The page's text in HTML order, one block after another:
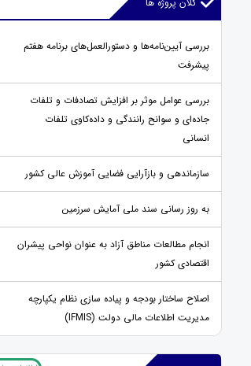
بررسی آیین‌نامه‌ها و دستورالعمل‌های برنامه هفتم
پیشرفت
بررسی عوامل موثر بر افزایش تصادفات و تلفات
جاده‌ای و سوانح رانندگی و داده‌کاوی تلفات
انسانی
سازماندهی و بازآرایی فضایی آموزش عالی کشور
به روز رسانی سند ملی آمایش سرزمین
انجام مطالعات مناطق آزاد به عنوان نواحی پیشران
اقتصادی کشور
اصلاح ساختار بودجه و پیاده سازی نظام یکپارچه
مدیریت اطلاعات مالی دولت (IFMIS)